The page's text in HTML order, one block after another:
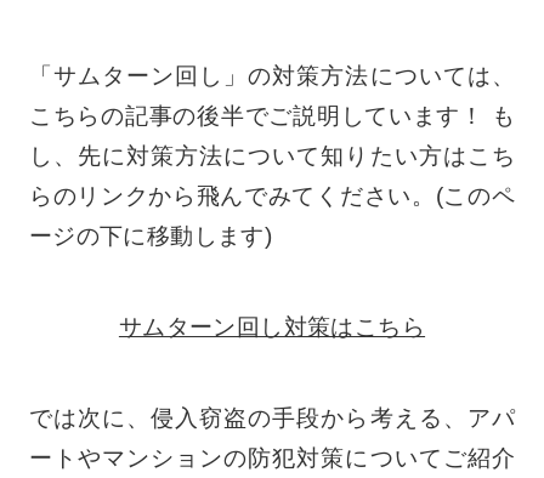
「サムターン回し」の対策方法については、
こちらの記事の後半でご説明しています！ も
し、先に対策方法について知りたい方はこち
らのリンクから飛んでみてください。(このペ
ージの下に移動します)
サムターン回し対策はこちら
では次に、侵入窃盗の手段から考える、アパ
ートやマンションの防犯対策についてご紹介